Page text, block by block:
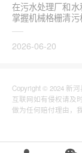
在污水处理厂和水
掌握机械格栅清
保障设备稳定运行
2026-06-20
Copyright © 2024 新
互联网如有侵权请及
做为任何赔付理由，